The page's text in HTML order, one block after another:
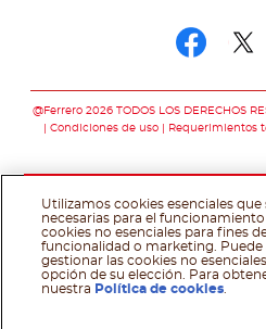
@Ferrero 2026 TODOS LOS DERECHOS
Condiciones de uso
Requerimientos
Utilizamos cookies esenciales
necesarias para el
cookies no esenciales para fines
funcionalidad o marketing. Puede
gestionar las cookies no
opción de su elección. Para
nuestra Política de cookies